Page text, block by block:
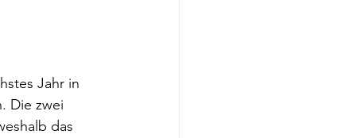
Jahr in
Die zwei
das